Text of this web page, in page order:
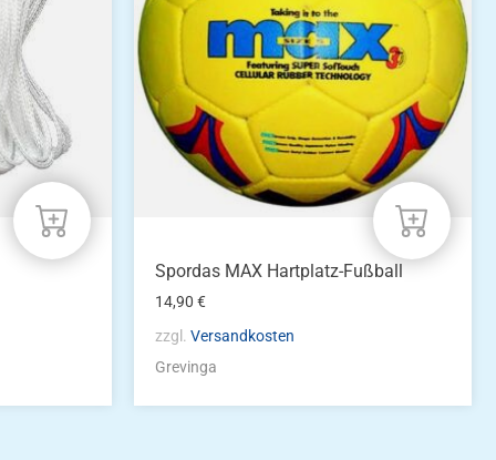
Spordas MAX Hartplatz-Fußball
14,90€
zzgl.Versandkosten
Grevinga